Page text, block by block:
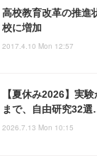
高校教育改革の推
校に増加
2017.4.10 Mon 12:57
【夏休み2026】実
まで、自由研究32
2026.7.13 Mon 10:15